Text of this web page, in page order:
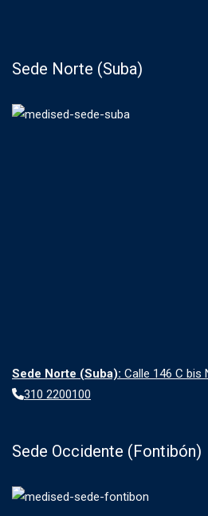
Sede Norte (Suba)
Sede Norte (Suba): Calle 146 C bis
310 2200100
Sede Occidente (Fontibón)